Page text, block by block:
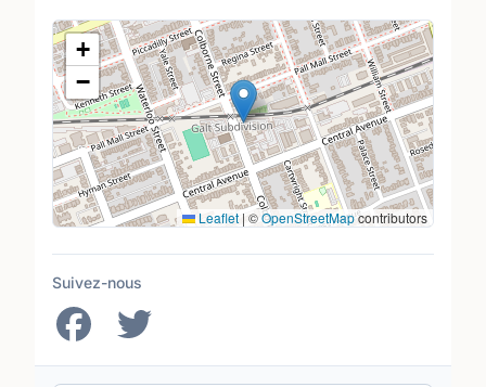
Lieu
+
−
Leaflet | ©OpenStreetMapcontributors
Suivez-nous